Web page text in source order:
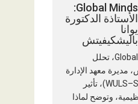
Global Minds:
الأستاذة الدكتورة
يوانا
باليشكيفيتش
في هذا الحوار من سلسلة Global Minds، تحلل
مديرة معهد الإدارة
بجامعة وارسو لعلوم الحياة (WULS–SGGW)، تأثير
وتوضح لماذا